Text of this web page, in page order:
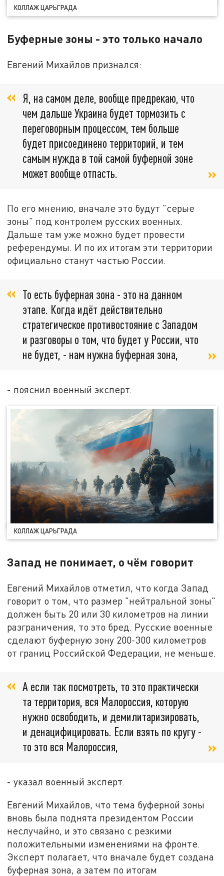
КОЛЛАЖ ЦАРЬГРАДА
Буферные зоны - это только начало
Евгений Михайлов признался:
Я, на самом деле, вообще предрекаю, что
чем дальше Украина будет тормозить с
переговорным процессом, тем больше
будет присоединено территорий, и тем
самым нужда в той самой буферной зоне
может вообще отпасть.
По его мнению, вначале это будут "серые
зоны" под контролем русских военных.
Дальше там уже можно будет провести
референдумы. И по их итогам эти территории
официально станут частью России.
То есть буферная зона - это на данном
этапе. Когда идёт действительно
стратегическое противостояние с Западом
и разговоры о том, что будет у России, что
не будет, - нам нужна буферная зона,
- пояснил военный эксперт.
КОЛЛАЖ ЦАРЬГРАДА
Запад не понимает, о чём говорит
Евгений Михайлов отметил, что когда Запад
говорит о том, что размер "нейтральной зоны"
должен быть 20 или 30 километров на линии
разграничения, то это бред. Русские военные
сделают буферную зону 200-300 километров
от границ Российской Федерации, не меньше.
А если так посмотреть, то это практически
та территория, вся Малороссия, которую
нужно освободить, и демилитаризировать,
и денацифицировать. Если взять по кругу -
то это вся Малороссия,
- указал военный эксперт.
Евгений Михайлов, что тема буферной зоны
вновь была поднята президентом России
неслучайно, и это связано с резкими
положительными изменениями на фронте.
Эксперт полагает, что вначале будет создана
буферная зона, а затем по итогам